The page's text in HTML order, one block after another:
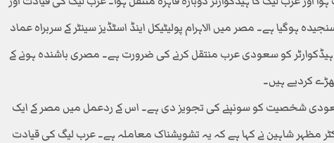
ہوگیا ہے۔ مصر میں الاہرام پولیٹیکل اینڈ اسٹڈیز سینٹر کے سربراہ عماد
ہیڈکوارٹر کو سعودی عرب منتقل کرنے کی ضرورت ہے۔ مصری باشندہ ہونے کے
کردیے ہیں۔
شخصیت کو سونپنے کی تجویز دی ہے۔ اس کے ردعمل میں مصر کے ایک
مظہر شاہین نے کہا ہے کہ یہ تشویشناک معاملہ ہے۔ عرب لیگ کی قیادت